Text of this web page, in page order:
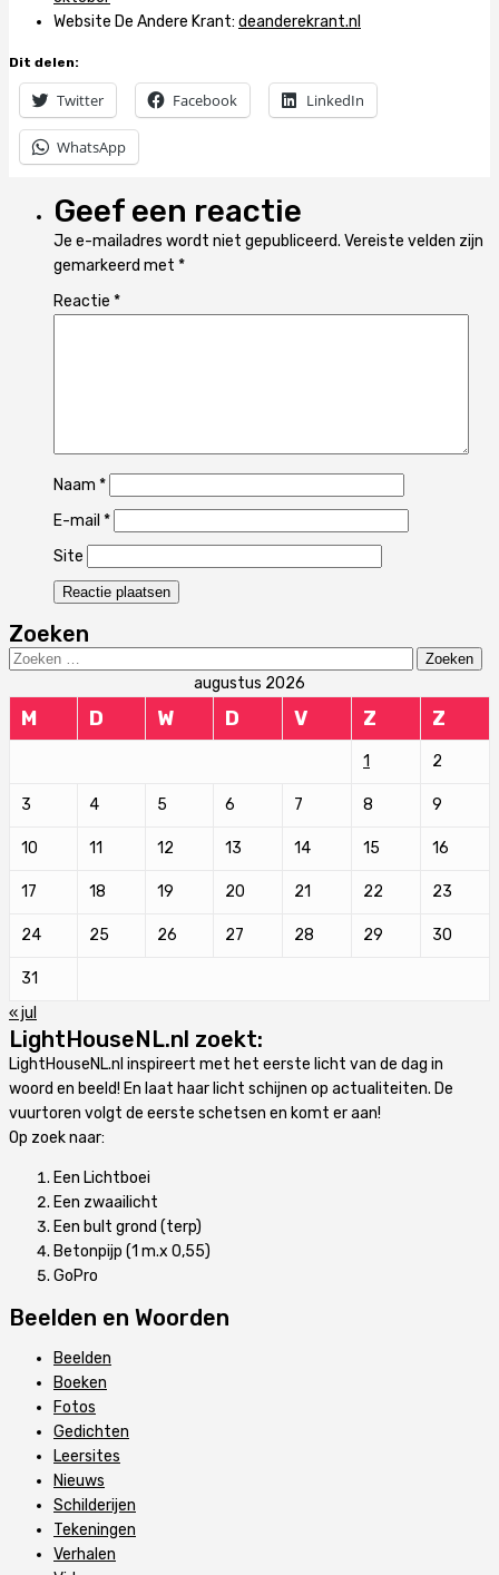
Website De Andere Krant: deanderekrant.nl
Dit delen:
Twitter Facebook LinkedIn
WhatsApp
Geef een reactie
Je e-mailadres wordt niet gepubliceerd. Vereiste velden zijn
gemarkeerd met *
Reactie *
Naam *
E-mail *
Site
Zoeken
Zoeken
augustus 2026
M D W D V Z Z
1 2
3 4 5 6 7 8 9
10 11 12 13 14 15 16
17 18 19 20 21 22 23
24 25 26 27 28 29 30
31
« jul
LightHouseNL.nl zoekt:
LightHouseNL.nl inspireert met het eerste licht van de dag in
woord en beeld! En laat haar licht schijnen op actualiteiten. De
vuurtoren volgt de eerste schetsen en komt er aan!
Op zoek naar:
Een Lichtboei
Een zwaailicht
Een bult grond (terp)
Betonpijp (1 m.x 0,55)
GoPro
Beelden en Woorden
Beelden
Boeken
Fotos
Gedichten
Leersites
Nieuws
Schilderijen
Tekeningen
Verhalen